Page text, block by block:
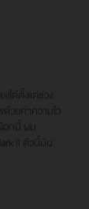
ต้ตั้งแต่ช่วง
วยค่าความไว
อกนี้ ผม
ll ตัวนี้มัน